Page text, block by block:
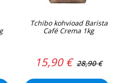
Tchibo kohvioad Barista
Café Crema 1kg
15,90 € 28,90 €